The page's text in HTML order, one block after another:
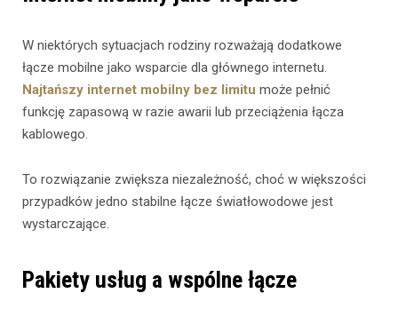
W niektórych sytuacjach rodziny rozważają dodatkowe
łącze mobilne jako wsparcie dla głównego internetu.
Najtańszy internet mobilny bez limitu może pełnić
funkcję zapasową w razie awarii lub przeciążenia łącza
kablowego.
To rozwiązanie zwiększa niezależność, choć w większości
przypadków jedno stabilne łącze światłowodowe jest
wystarczające.
Pakiety usług a wspólne łącze